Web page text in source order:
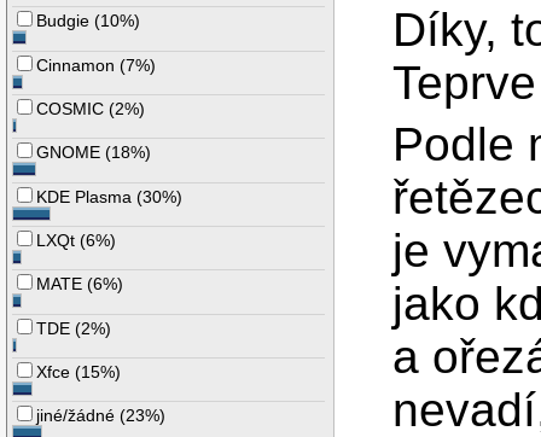
Budgie (10%)
Cinnamon (7%)
COSMIC (2%)
GNOME (18%)
KDE Plasma (30%)
LXQt (6%)
MATE (6%)
TDE (2%)
Xfce (15%)
jiné/žádné (23%)
Díky,
Podle
je
jako
a